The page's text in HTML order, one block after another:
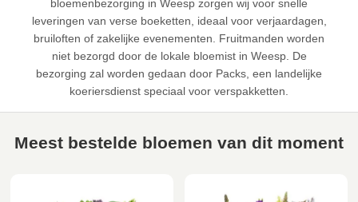
bloemenbezorging in Weesp zorgen wij voor snelle
leveringen van verse boeketten, ideaal voor verjaardagen,
bruiloften of zakelijke evenementen. Fruitmanden worden
niet bezorgd door de lokale bloemist in Weesp. De
bezorging zal worden gedaan door Packs, een landelijke
koeriersdienst speciaal voor verspakketten.
Meest bestelde bloemen van dit moment